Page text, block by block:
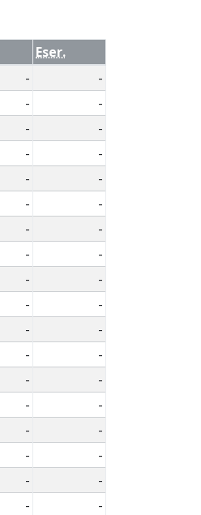
Eser.
-
-
-
-
-
-
-
-
-
-
-
-
-
-
-
-
-
-
-
-
-
-
-
-
-
-
-
-
-
-
-
-
-
-
-
-